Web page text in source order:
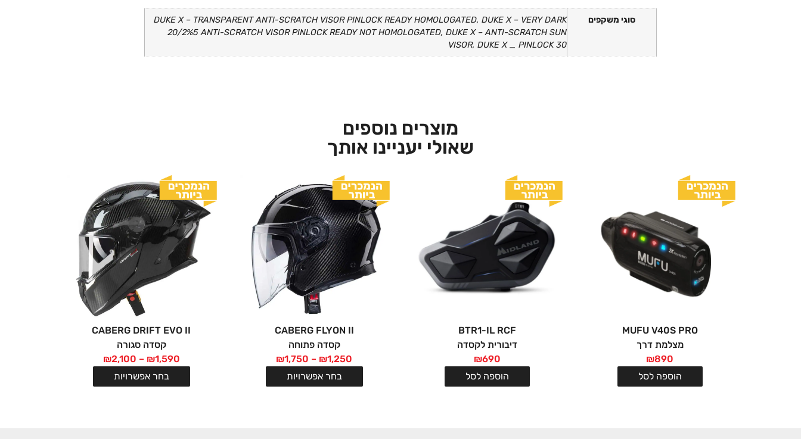
סוגי משקפים
DUKE X – TRANSPARENT ANTI-SCRATCH VISOR PINLOCK READY HOMOLOGATED, DUKE X – VERY DARK
20/2%5 ANTI-SCRATCH VISOR PINLOCK READY NOT HOMOLOGATED, DUKE X – ANTI-SCRATCH SUN
VISOR, DUKE X _ PINLOCK 30
מוצרים נוספים
שאולי יעניינו אותך
MUFU V40S PRO
מצלמת דרך
₪890
הוספה לסל
BTR1-IL RCF
דיבורית לקסדה
₪690
הוספה לסל
CABERG FLYON II
קסדה פתוחה
₪1,250
–
₪1,750
בחר אפשרויות
CABERG DRIFT EVO II
קסדה סגורה
₪1,590
–
₪2,100
בחר אפשרויות